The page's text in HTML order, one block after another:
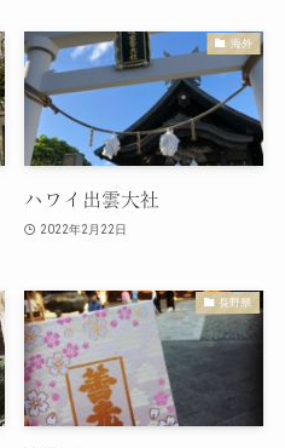
海外
ハワイ出雲大社
2022年2月22日
長野県